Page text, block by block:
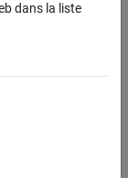
dans la liste